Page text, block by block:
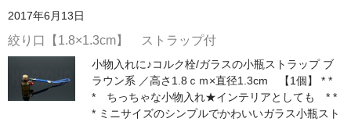
コルク栓
セット
ストラップ付き
2017年6月13日
絞り口【1.8×1.3cm】 ストラップ付
小物入れに♪コルク栓/ガラスの小瓶ストラップ ブ
ラウン系 ／高さ1.8ｃｍ×直径1.3cm 【1個】 * *
* ちっちゃな小物入れ★インテリアとしても * *
* ミニサイズのシンプルでかわいいガラス小瓶スト